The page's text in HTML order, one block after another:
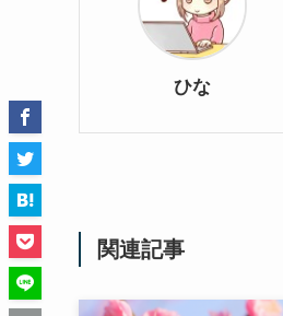
ひな
関連記事